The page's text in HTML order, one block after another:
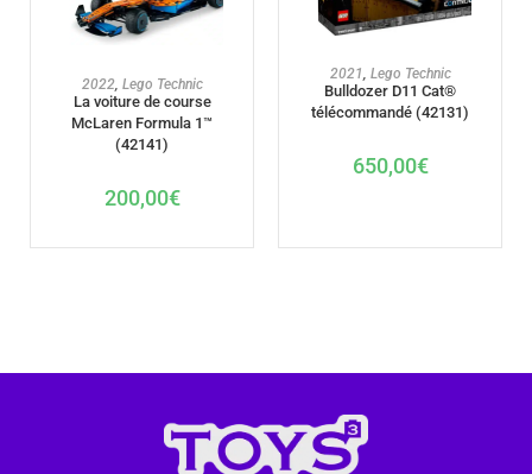
AJOUTER AU PANIER
2022, Lego Technic
La voiture de course
McLaren Formula 1™
(42141)
200,00€
AJOUTER AU PANIER
2021, Lego Technic
Bulldozer D11 Cat®
télécommandé (42131)
650,00€